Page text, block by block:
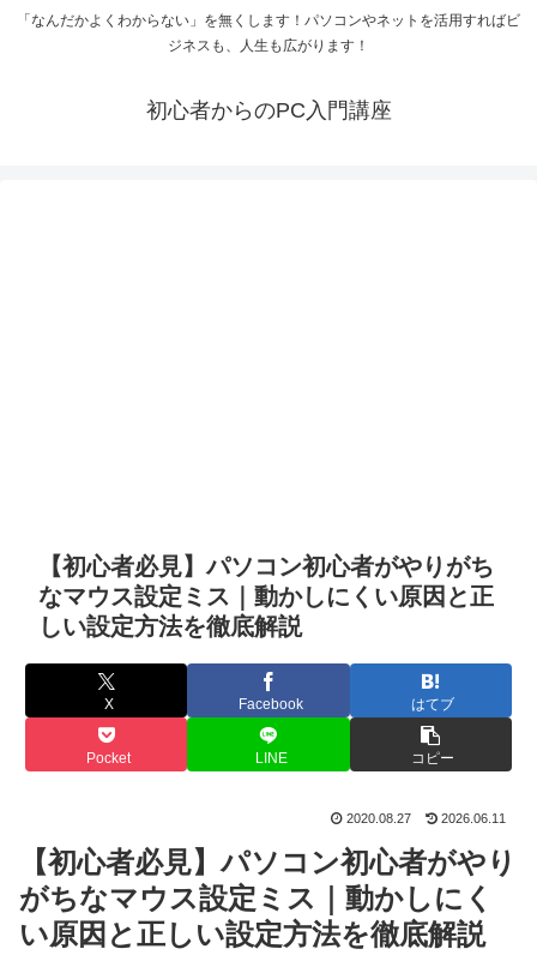
「なんだかよくわからない」を無くします！パソコンやネットを活用すればビ
ジネスも、人生も広がります！
初心者からのPC入門講座
【初心者必見】パソコン初心者がやりがち
なマウス設定ミス｜動かしにくい原因と正
しい設定方法を徹底解説
X Facebook はてブ
Pocket LINE コピー
2020.08.27 2026.06.11
【初心者必見】パソコン初心者がやり
がちなマウス設定ミス｜動かしにく
い原因と正しい設定方法を徹底解説